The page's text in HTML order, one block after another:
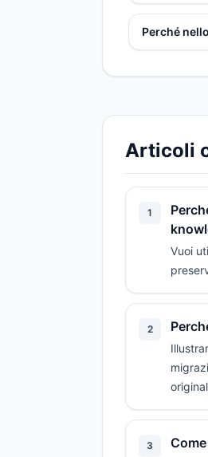
Perché
Articoli
1
Vuoi
2
3